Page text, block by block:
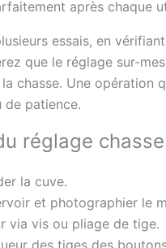
après chaque
essais, en
que le réglage sur-
chasse. Une opération
patience.
réglage
la cuve.
et photographier le
via vis ou pliage de tige.
des tiges des